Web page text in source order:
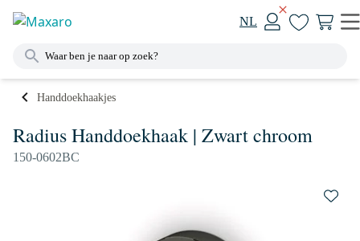
NL
Handdoekhaakjes
Radius Handdoekhaak | Zwart chroom
150-0602BC